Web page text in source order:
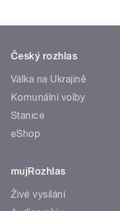
Český rozhlas
Válka na Ukrajině
Komunální volby
Stanice
eShop
mujRozhlas
Živé vysílání